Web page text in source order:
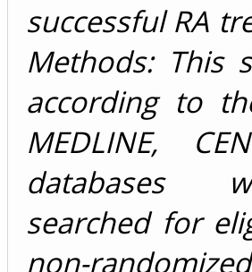
successful RA
Methods: This
according to
MEDLINE,
databases
searched for
non-